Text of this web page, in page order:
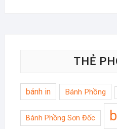
THẺ
bánh in Bánh Phồng
Bánh Phồng Sơn Đốc